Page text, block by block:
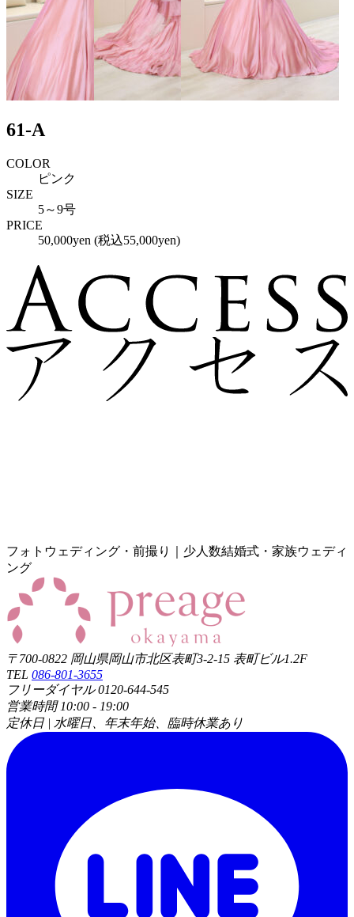
61-A
COLOR
ピンク
SIZE
5～9号
PRICE
50,000yen (税込55,000yen)
フォトウェディング・前撮り｜少人数結婚式・家族ウェディ
ング
〒700-0822 岡山県岡山市北区表町3-2-15 表町ビル1.2F
TEL 086-801-3655
フリーダイヤル 0120-644-545
営業時間 10:00 - 19:00
定休日 | 水曜日、年末年始、臨時休業あり